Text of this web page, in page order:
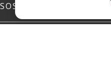
SOSIALE MEDIER